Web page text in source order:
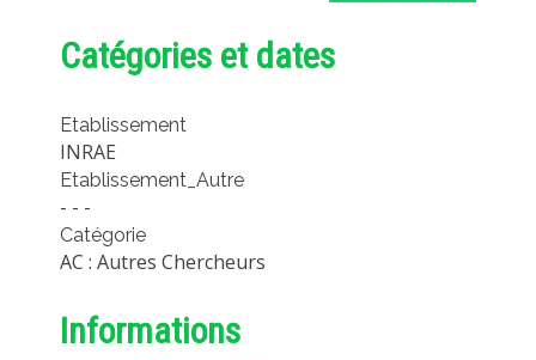
Catégories et dates
Etablissement
INRAE
Etablissement_Autre
- - -
Catégorie
AC : Autres Chercheurs
Informations